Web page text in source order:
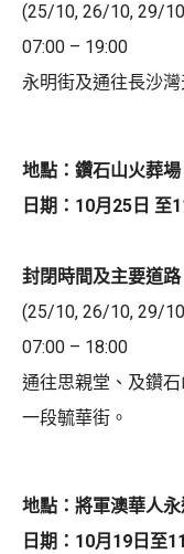
(25/10, 26/10, 29/
07:00 – 19:00
永明街及通往長沙
地點：鑽石山火葬場
日期：10月25日 至
封閉時間及主要道路
(25/10, 26/10, 29/
07:00 – 18:00
通往思親堂、及鑽
一段毓華街。
地點：將軍澳華人
日期：10月19日至